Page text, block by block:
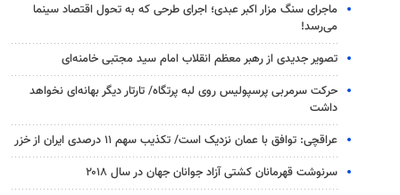
ماجرای سنگ مزار اکبر عبدی؛ اجرای طرحی که به تحول اقتصاد سینما
می‌رسد!
تصویر جدیدی از رهبر معظم انقلاب امام سید مجتبی خامنه‌ای
حرکت سرمربی پرسپولیس روی لبه پرتگاه/ تارتار دیگر بهانه‌ای نخواهد
داشت
عراقچی: توافق با عمان نزدیک است/ تکذیب سهم ۱۱ درصدی ایران از خزر
سرنوشت قهرمانان کشتی آزاد جوانان جهان در سال ۲۰۱۸